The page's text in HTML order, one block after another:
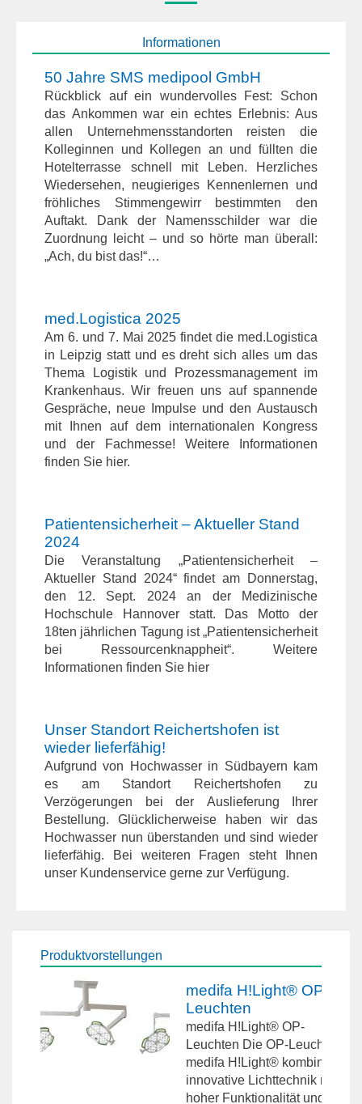
Informationen
50 Jahre SMS medipool GmbH
Rückblick auf ein wundervolles Fest: Schon
das Ankommen war ein echtes Erlebnis: Aus
allen Unternehmensstandorten reisten die
Kolleginnen und Kollegen an und füllten die
Hotelterrasse schnell mit Leben. Herzliches
Wiedersehen, neugieriges Kennenlernen und
fröhliches Stimmengewirr bestimmten den
Auftakt. Dank der Namensschilder war die
Zuordnung leicht – und so hörte man überall:
„Ach, du bist das!“…
med.Logistica 2025
Am 6. und 7. Mai 2025 findet die med.Logistica
in Leipzig statt und es dreht sich alles um das
Thema Logistik und Prozessmanagement im
Krankenhaus. Wir freuen uns auf spannende
Gespräche, neue Impulse und den Austausch
mit Ihnen auf dem internationalen Kongress
und der Fachmesse! Weitere Informationen
finden Sie hier.
Patientensicherheit – Aktueller Stand
2024
Die Veranstaltung „Patientensicherheit –
Aktueller Stand 2024“ findet am Donnerstag,
den 12. Sept. 2024 an der Medizinische
Hochschule Hannover statt. Das Motto der
18ten jährlichen Tagung ist „Patientensicherheit
bei Ressourcenknappheit“. Weitere
Informationen finden Sie hier
Unser Standort Reichertshofen ist
wieder lieferfähig!
Aufgrund von Hochwasser in Südbayern kam
es am Standort Reichertshofen zu
Verzögerungen bei der Auslieferung Ihrer
Bestellung. Glücklicherweise haben wir das
Hochwasser nun überstanden und sind wieder
lieferfähig. Bei weiteren Fragen steht Ihnen
unser Kundenservice gerne zur Verfügung.
Produktvorstellungen
medifa H!Light® OP-
Leuchten
medifa H!Light® OP-
Leuchten Die OP-Leuchte
medifa H!Light® kombiniert
innovative Lichttechnik mit
hoher Funktionalität und